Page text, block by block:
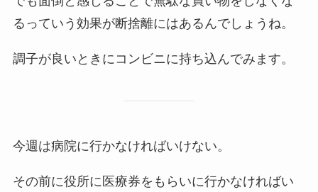
るっていう効果が断捨離にはあるんでしょうね。
調子が良いときにコンビニに持ち込んでみます。
今週は病院に行かなければいけない。
その前に役所に医療券をもらいに行かなければい